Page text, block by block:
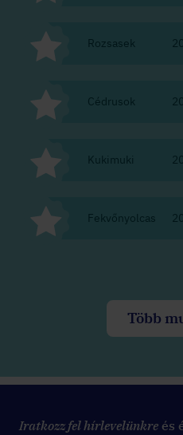
Rozsasek
Cédrusok
Kukimuki
Fekvőnyolcas
Több
Iratkozz fel hírlevelünkre és